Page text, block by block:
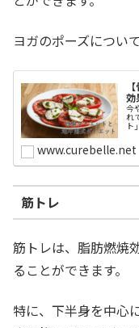
ヨガのポーズについ
効
今
れ
ト
www.curebelle.net
筋トレ
筋トレは、脂肪燃焼
ることができます。
特に、下半身を中心